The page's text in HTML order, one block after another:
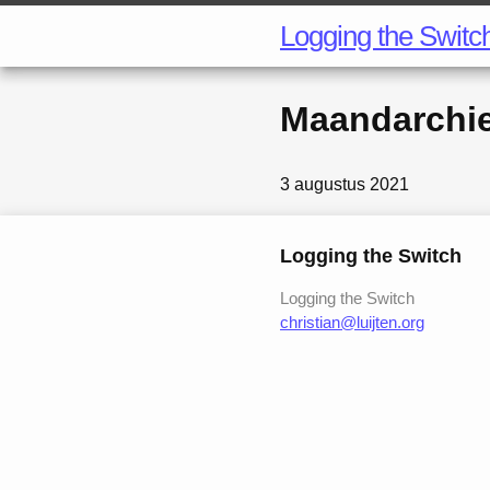
Logging the
3 augustus 2021
Logging the Switch
Logging the Switch
christian@luijten.org